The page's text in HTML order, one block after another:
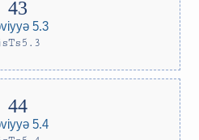
5.3
5.4